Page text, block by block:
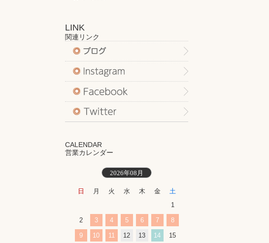
LINK
関連リンク
CALENDAR
営業カレンダー
2026年08月
日 月 火 水 木 金
土
1
2 3 4 5 6 7 8
9 10 11 12 13 14 15